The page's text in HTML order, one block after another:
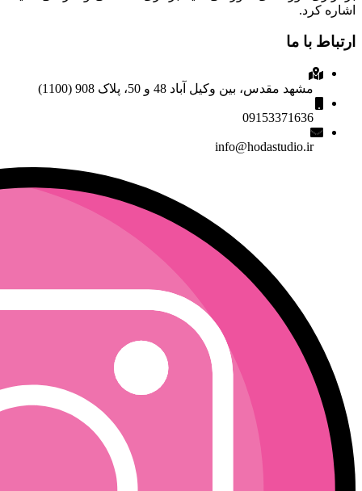
اشاره کرد.
ارتباط با ما
مشهد مقدس، بین وکیل آباد 48 و 50، پلاک 908 (1100)
info@hodastudio.ir